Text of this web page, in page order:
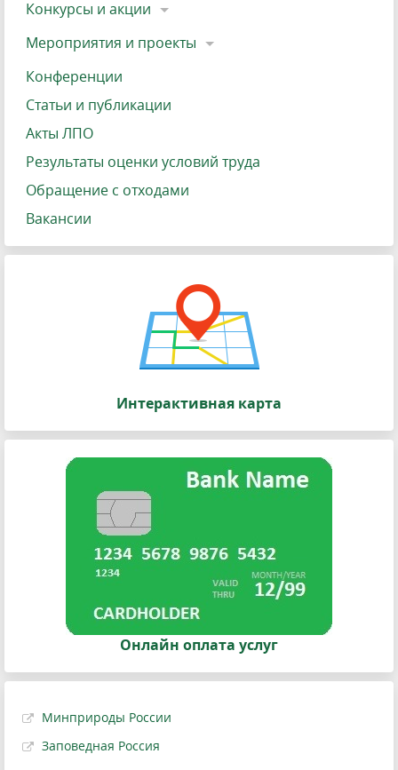
Конкурсы и акции
Мероприятия и проекты
Конференции
Статьи и публикации
Акты ЛПО
Результаты оценки условий труда
Обращение с отходами
Вакансии
Интерактивная карта
Онлайн оплата услуг
Минприроды России
Заповедная Россия